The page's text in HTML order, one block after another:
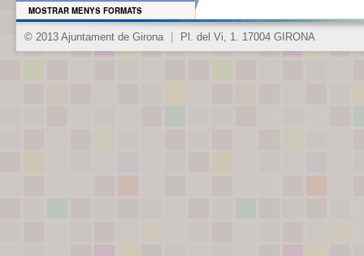
MOSTRAR MENYS FORMATS
© 2013 Ajuntament de Girona Pl. del Vi, 1. 17004 GIRONA